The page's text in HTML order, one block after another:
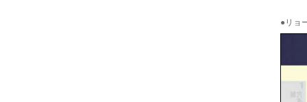
●リョ